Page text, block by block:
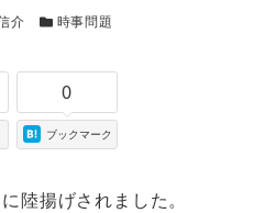
介 カテゴリー
時事問題
0
ブックマーク
陸揚げされました。